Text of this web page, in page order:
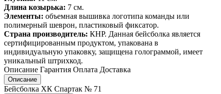
Длина козырька: 7 см.
Элементы: объемная вышивка логотипа команды или
полимерный шеврон, пластиковый фиксатор.
Страна производитель: КНР. Данная бейсболка является
сертифицированным продуктом, упакована в
индивидуальную упаковку, защищена голограммой, имеет
уникальный штрихкод.
Описание Гарантия Оплата Доставка
Описание
Бейсболка ХК Спартак № 71